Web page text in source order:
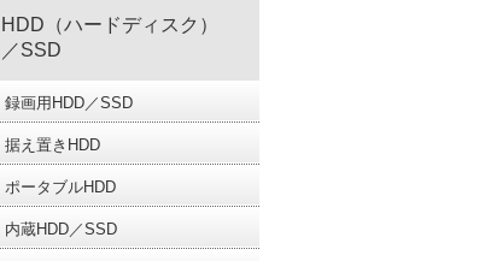
HDD（ハードディスク）
／SSD
録画用HDD／SSD
据え置きHDD
ポータブルHDD
内蔵HDD／SSD